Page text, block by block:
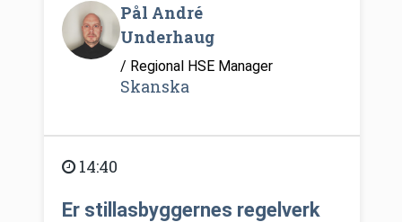
Pål André
Underhaug
/ Regional HSE Manager
Skanska
14:40
Er stillasbyggernes regelverk